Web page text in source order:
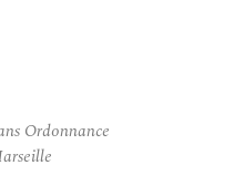
Ordonnance